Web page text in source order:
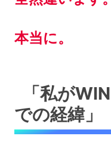
本当に。
「私が
での経緯」